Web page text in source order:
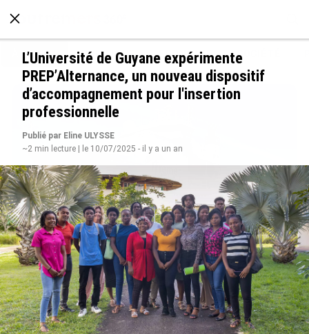
À LA UNE POLITIQUE ECONOMIE SOCIÉTÉ
Rapport 2025 de l’Ifremer : un engagement
décisif dans les Outre-mer
le 07/08/2026
L’Université de Guyane expérimente
PREP’Alternance, un nouveau dispositif
d’accompagnement pour l'insertion
professionnelle
Publié par Eline ULYSSE
~2 min lecture | le 10/07/2025 - il y a un an